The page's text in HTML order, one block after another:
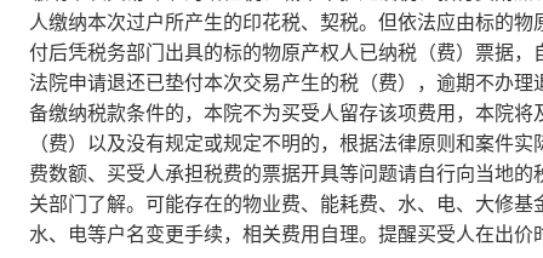
人缴纳本次过户所产生的印花税、契税。但依法应由标的
付后凭税务部门出具的标的物原产权人已纳税（费）票据
法院申请退还已垫付本次交易产生的税（费）
， 逾期不办理
备缴纳税款条件的，本院不为买受人留存该项费用， 本院将
（费）以及没有规定或规定不明的，根据法律原则和案件
费数额、买受人承担税费的票据开具等问题请自行向当地
关部门了解。可能存在的物业费、能耗费、水、电、 大修基
水、电等户名变更手续，相关费用自理。 提醒买受人在出价